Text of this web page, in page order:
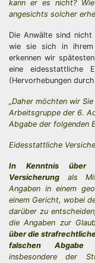
kann er es nicht?
angesichts solcher
Die Anwälte sind
wie sie sich in ihrem
erkennen wir
eine eidesstattliche
(Hervorhebungen
„Daher möchten wir
Arbeitsgruppe der 6.
Abgabe der folgenden
Eidesstattliche
In Kenntnis über
Versicherung als
Angaben in einem
einem Gericht, wobei
darüber zu
die Angaben zur
über die
falschen Abgabe
insbesondere der